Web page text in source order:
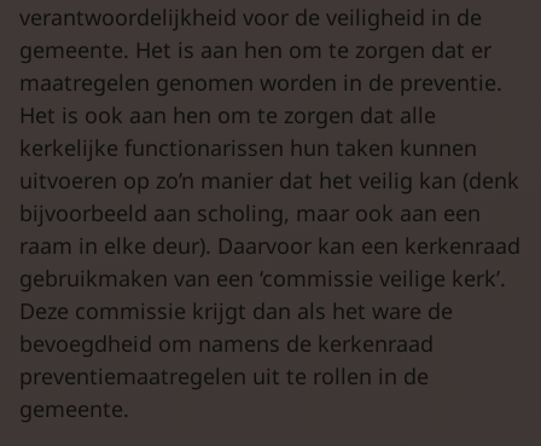
verantwoordelijkheid voor de veiligheid in de
gemeente. Het is aan hen om te zorgen dat er
maatregelen genomen worden in de preventie.
Het is ook aan hen om te zorgen dat alle
kerkelijke functionarissen hun taken kunnen
uitvoeren op zo’n manier dat het veilig kan (denk
bijvoorbeeld aan scholing, maar ook aan een
raam in elke deur). Daarvoor kan een kerkenraad
gebruikmaken van een ‘commissie veilige kerk’.
Deze commissie krijgt dan als het ware de
bevoegdheid om namens de kerkenraad
preventiemaatregelen uit te rollen in de
gemeente.